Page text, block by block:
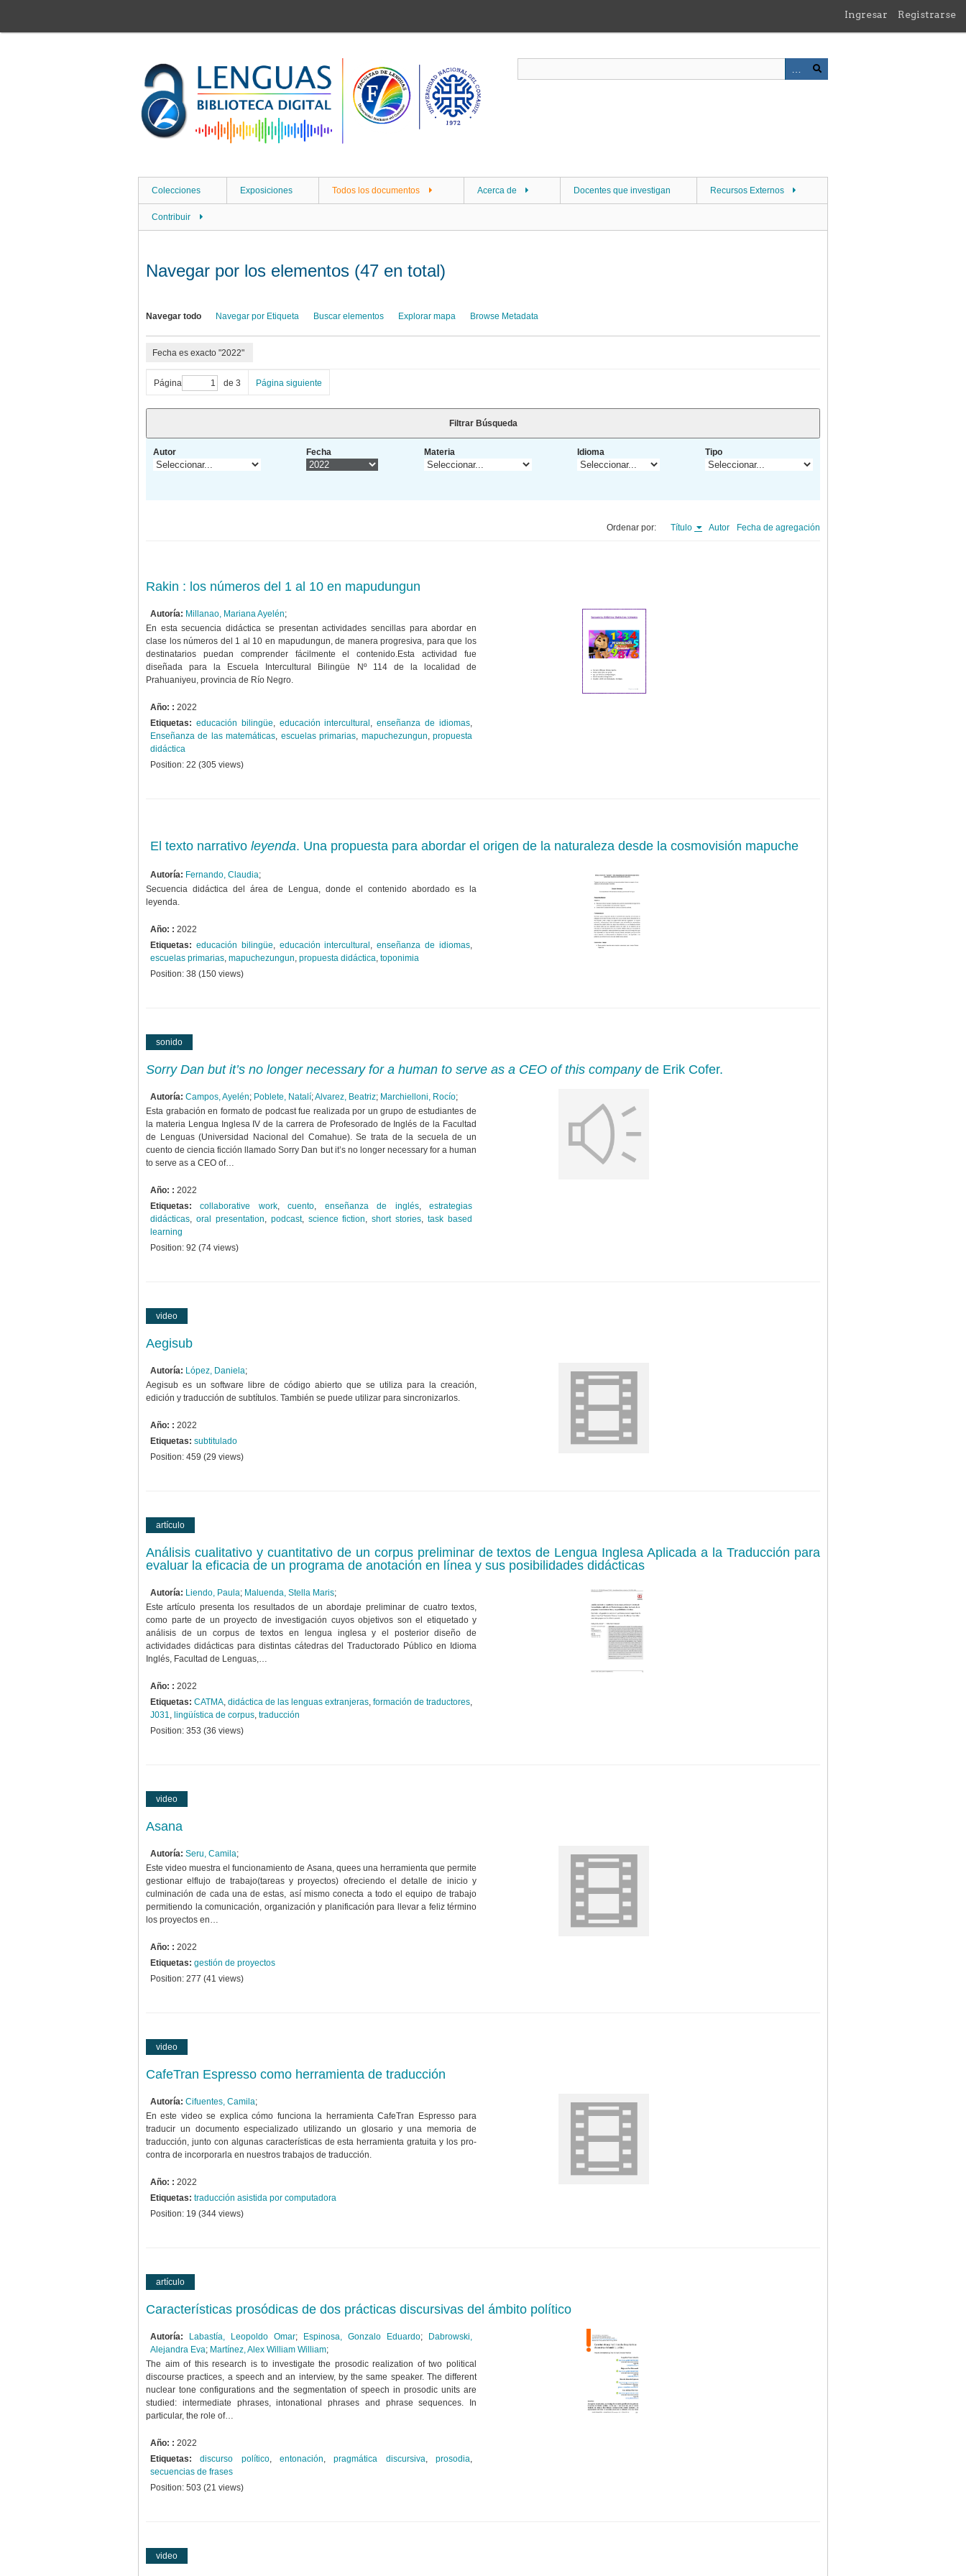
contenido
Ingresar Registrarse
Colecciones Exposiciones Todos los documentos Acerca de Docentes que investigan Recursos Externos
Contribuir
Navegar por los elementos (47 en total)
Navegar todo Navegar por Etiqueta Buscar elementos Explorar mapa Browse Metadata
Fecha es exacto "2022"
Página de 3 Página siguiente
Filtrar Búsqueda
Autor Fecha Materia Idioma Tipo
Ordenar por: Título Autor Fecha de agregación
Rakin : los números del 1 al 10 en mapudungun
Autoría: Millanao, Mariana Ayelén;
En esta secuencia didáctica se presentan actividades sencillas para abordar en
clase los números del 1 al 10 en mapudungun, de manera progresiva, para que los
destinatarios puedan comprender fácilmente el contenido.Esta actividad fue
diseñada para la Escuela Intercultural Bilingüe Nº 114 de la localidad de
Prahuaniyeu, provincia de Río Negro.
Año: : 2022
Etiquetas: educación bilingüe, educación intercultural ,enseñanza de idiomas,
Enseñanza de las matemáticas, escuelas primarias, mapuchezungun,propuesta
didáctica
Position: 22 (305 views)
El texto narrativo leyenda. Una propuesta para abordar el origen de la naturaleza desde la cosmovisión mapuche
Autoría: Fernando, Claudia;
Secuencia didáctica del área de Lengua, donde el contenido abordado es la
leyenda.
Año: : 2022
Etiquetas: educación bilingüe, educación intercultural ,enseñanza de idiomas,
escuelas primarias, mapuchezungun, propuesta didáctica, toponimia
Position: 38 (150 views)
sonido
Sorry Dan but it’s no longer necessary for a human to serve as a CEO of this companyde Erik Cofer.
Autoría: Campos, Ayelén; Poblete, Natalí;Alvarez, Beatriz; Marchielloni, Rocío;
Esta grabación en formato de podcast fue realizada por un grupo de estudiantes de
la materia Lengua Inglesa IV de la carrera de Profesorado de Inglés de la Facultad
de Lenguas (Universidad Nacional del Comahue). Se trata de la secuela de un
cuento de ciencia ficción llamado Sorry Dan but it’s no longer necessary for a human
to serve as a CEO of…
Año: : 2022
Etiquetas:
collaborative work,cuento, enseñanza de inglés,estrategias
didácticas, oral presentation, podcast, science fiction,short stories,task based
learning
Position: 92 (74 views)
video
Aegisub
Autoría: López, Daniela;
Aegisub es un software libre de código abierto que se utiliza para la creación,
edición y traducción de subtítulos. También se puede utilizar para sincronizarlos.
Año: : 2022
Etiquetas: subtitulado
Position: 459 (29 views)
artículo
Análisis cualitativo y cuantitativo de un corpus preliminar de textos de Lengua Inglesa Aplicada a la Traducción para
evaluar la eficacia de un programa de anotación en línea y sus posibilidades didácticas
Autoría: Liendo, Paula; Maluenda, Stella Maris;
Este artículo presenta los resultados de un abordaje preliminar de cuatro textos,
como parte de un proyecto de investigación cuyos objetivos son el etiquetado y
análisis de un corpus de textos en lengua inglesa y el posterior diseño de
actividades didácticas para distintas cátedras del Traductorado Público en Idioma
Inglés, Facultad de Lenguas,…
Año: : 2022
Etiquetas: CATMA, didáctica de las lenguas extranjeras, formación de traductores,
J031, lingüística de corpus, traducción
Position: 353 (36 views)
video
Asana
Autoría: Seru, Camila;
Este video muestra el funcionamiento de Asana, quees una herramienta que permite
gestionar elflujo de trabajo(tareas y proyectos) ofreciendo el detalle de inicio y
culminación de cada una de estas, así mismo conecta a todo el equipo de trabajo
permitiendo la comunicación, organización y planificación para llevar a feliz término
los proyectos en…
Año: : 2022
Etiquetas: gestión de proyectos
Position: 277 (41 views)
video
CafeTran Espresso como herramienta de traducción
Autoría: Cifuentes, Camila;
En este video se explica cómo funciona la herramienta CafeTran Espresso para
traducir un documento especializado utilizando un glosario y una memoria de
traducción, junto con algunas características de esta herramienta gratuita y los pro-
contra de incorporarla en nuestros trabajos de traducción.
Año: : 2022
Etiquetas: traducción asistida por computadora
Position: 19 (344 views)
artículo
Características prosódicas de dos prácticas discursivas del ámbito político
Autoría: Labastía, Leopoldo Omar; Espinosa, Gonzalo Eduardo;
Dabrowski,
Alejandra Eva; Martínez, Alex William William;
The aim of this research is to investigate the prosodic realization of two political
discourse practices, a speech and an interview, by the same speaker. The different
nuclear tone configurations and the segmentation of speech in prosodic units are
studied: intermediate phrases, intonational phrases and phrase sequences. In
particular, the role of…
Año: : 2022
Etiquetas:
discurso político,entonación,pragmática discursiva,prosodia,
secuencias de frases
Position: 503 (21 views)
video